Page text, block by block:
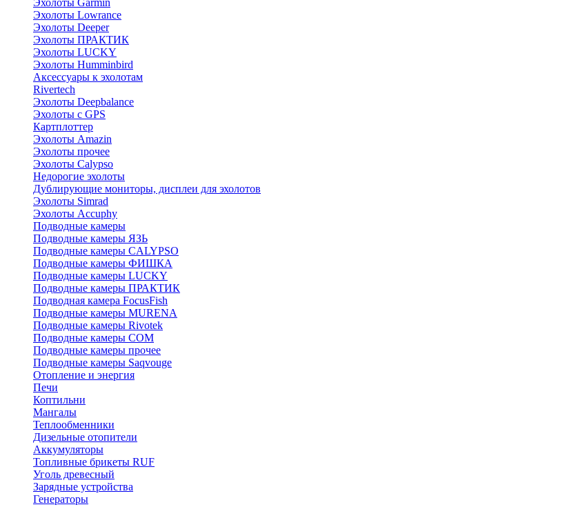
Эхолоты Garmin
Эхолоты Lowrance
Эхолоты Deeper
Эхолоты ПРАКТИК
Эхолоты LUCKY
Эхолоты Humminbird
Аксессуары к эхолотам
Rivertech
Эхолоты Deepbalance
Эхолоты с GPS
Картплоттер
Эхолоты Amazin
Эхолоты прочее
Эхолоты Calypso
Недорогие эхолоты
Дублирующие мониторы, дисплеи для эхолотов
Эхолоты Simrad
Эхолоты Accuphy
Подводные камеры
Подводные камеры ЯЗЬ
Подводные камеры CALYPSO
Подводные камеры ФИШКА
Подводные камеры LUCKY
Подводные камеры ПРАКТИК
Подводная камера FocusFish
Подводные камеры MURENA
Подводные камеры Rivotek
Подводные камеры СОМ
Подводные камеры прочее
Подводные камеры Saqvouge
Отопление и энергия
Печи
Коптильни
Мангалы
Теплообменники
Дизельные отопители
Аккумуляторы
Топливные брикеты RUF
Уголь древесный
Зарядные устройства
Генераторы